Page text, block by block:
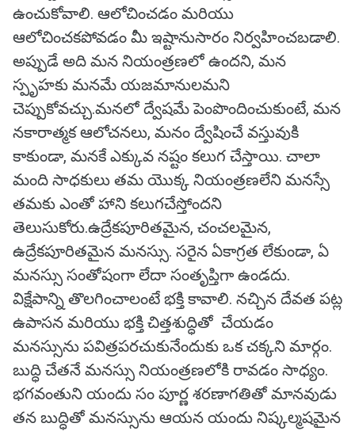
ఉంచుకోవాలి. ఆలోచించడం మరియు
ఆలోచించకపోవడం మీ ఇష్టానుసారం నిర్వహించబడాలి.
అప్పుడే అది మన నియంత్రణలో ఉందని, మన
స్పృహకు మనమే యజమానులమని
చెప్పుకోవచ్చు.మనలో ద్వేషమే పెంపొందించుకుంటే, మన
నకారాత్మక ఆలోచనలు, మనం ద్వేషించే వస్తువుకి
కాకుండా, మనకే ఎక్కువ నష్టం కలుగ చేస్తాయి. చాలా
మంది సాధకులు తమ యొక్క నియంత్రణలేని మనస్సే
తమకు ఎంతో హాని కలుగచేస్తోందని
తెలుసుకోరు.ఉద్రేకపూరితమైన, చంచలమైన,
ఉద్రేకపూరితమైన మనస్సు. సరైన ఏకాగ్రత లేకుండా, ఏ
మనస్సు సంతోషంగా లేదా సంతృప్తిగా ఉండదు.
విక్షేపాన్ని తొలగించాలంటే భక్తి కావాలి. నచ్చిన దేవత పట్ల
ఉపాసన మరియు భక్తి చిత్తశుద్ధితో చేయడం
మనస్సును పవిత్రపరచుకునేందుకు ఒక చక్కని మార్గం.
బుద్ధి చేతనే మనస్సు నియంత్రణలోకి రావడం సాధ్యం.
భగవంతుని యందు సం పూర్ణ శరణాగతితో మానవుడు
తన బుద్ధితో మనస్సును ఆయన యందు నిష్కల్మషమైన